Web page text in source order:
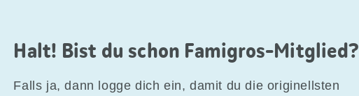
Halt! Bist du schon Famigros-Mitglied?
Falls ja, dann logge dich ein, damit du die originellsten